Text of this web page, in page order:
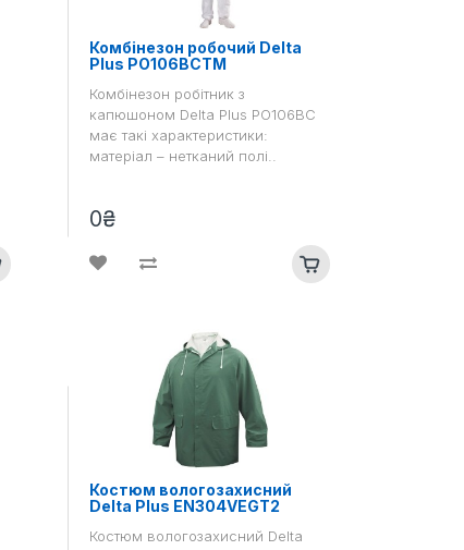
Комбінезон робочий Delta
Plus PO106BCTM
Комбінезон робітник з
капюшоном Delta Plus PO106BC
має такі характеристики:
матеріал – нетканий полі..
0₴
Костюм вологозахисний
Delta Plus EN304VEGT2
Костюм вологозахисний Delta